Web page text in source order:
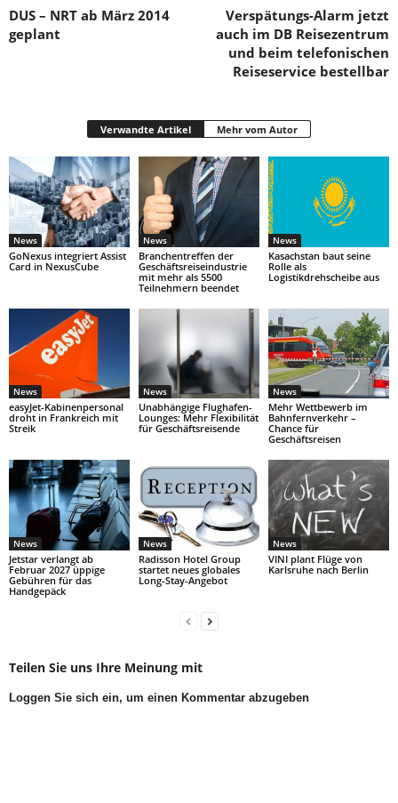
DUS – NRT ab März 2014
geplant
Verspätungs-Alarm jetzt
auch im DB Reisezentrum
und beim telefonischen
Reiseservice bestellbar
Verwandte Artikel Mehr vom Autor
News
GoNexus integriert Assist
Card in NexusCube
News
Branchentreffen der
Geschäftsreiseindustrie
mit mehr als 5500
Teilnehmern beendet
News
Kasachstan baut seine
Rolle als
Logistikdrehscheibe aus
News
easyJet-Kabinenpersonal
droht in Frankreich mit
Streik
News
Unabhängige Flughafen-
Lounges: Mehr Flexibilität
für Geschäftsreisende
News
Mehr Wettbewerb im
Bahnfernverkehr –
Chance für
Geschäftsreisen
News
Jetstar verlangt ab
Februar 2027 üppige
Gebühren für das
Handgepäck
News
Radisson Hotel Group
startet neues globales
Long-Stay-Angebot
News
VINI plant Flüge von
Karlsruhe nach Berlin
Teilen Sie uns Ihre Meinung mit
Loggen Sie sich ein, um einen Kommentar abzugeben